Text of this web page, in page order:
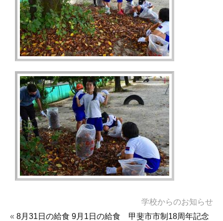
学校からのお知らせ
« 8月31日の給食 9月1日の給食 甲斐市市制18周年記念